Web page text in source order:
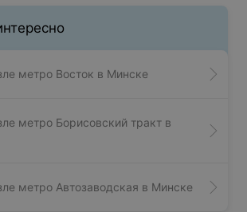
метро Восток в Минске
метро Борисовский тракт в
метро Автозаводская в Минске